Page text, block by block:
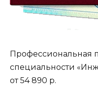
Профессиональная
специальности
от 54 890 р.